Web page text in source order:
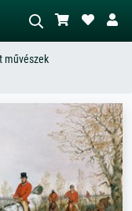
jelenetet – pl. zöld rét, sok
sötét olajkép, álló akt
egy fa mellett.
művészek